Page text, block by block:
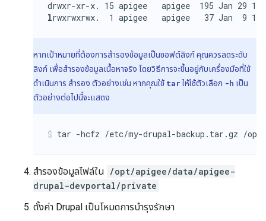
lrwxrwxrwx.  1 apigee   apigee   37 Jan  9
หากเป้าหมายที่ต้องการสำรองข้อมูลเป็นซอฟต์ลิงก์ คุณควรลดระดับ
ลิงก์ เพื่อสำรองข้อมูลเนื้อหาจริง โดยวิธีการจะขึ้นอยู่กับเครื่องมือที่ใช้
ดำเนินการ สำรอง ตัวอย่างเช่น หากคุณใช้ tar ให้ใช้ตัวเลือก -h เป็น
ตัวอย่างต่อไปนี้จะแสดง
tar -hcfz /etc/my-drupal-backup.tar.gz /opt/
สำรองข้อมูลไฟล์ใน /opt/apigee/data/apigee-
drupal-devportal/private
ตั้งค่า Drupal เป็นโหมดการบำรุงรักษา